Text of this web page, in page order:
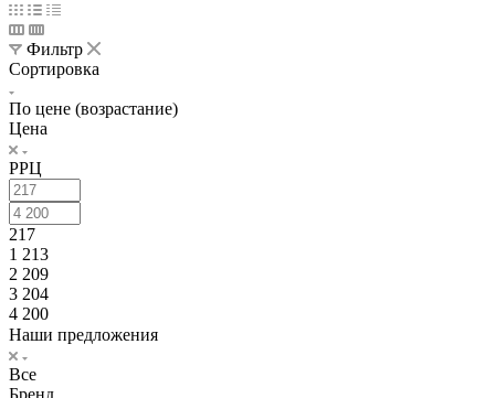
Фильтр
Сортировка
По цене (возрастание)
Цена
РРЦ
217
1 213
2 209
3 204
4 200
Наши предложения
Все
Бренд